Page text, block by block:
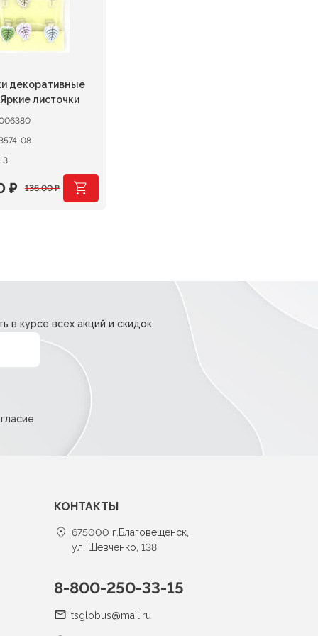
декоративные
листочки
08
3
136,00₽
₽
в курсе всех акций и скидок
КОНТАКТЫ
675000 г.Благовещенск,
ул. Шевченко, 138
8-800-250-33-15
tsglobus@mail.ru